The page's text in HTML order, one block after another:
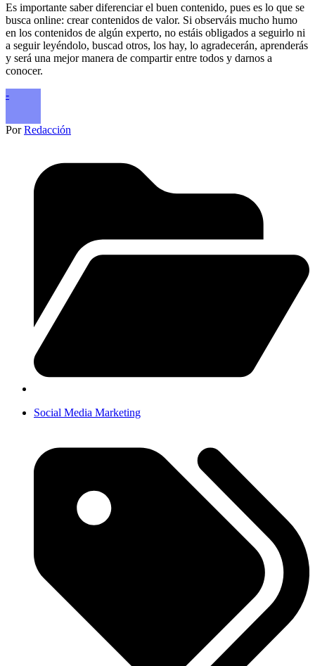
Es importante saber diferenciar el buen contenido, pues es lo que se
busca online: crear contenidos de valor. Si observáis mucho humo
en los contenidos de algún experto, no estáis obligados a seguirlo ni
a seguir leyéndolo, buscad otros, los hay, lo agradecerán, aprenderás
y será una mejor manera de compartir entre todos y darnos a
conocer.
-
PorRedacción
Social Media Marketing